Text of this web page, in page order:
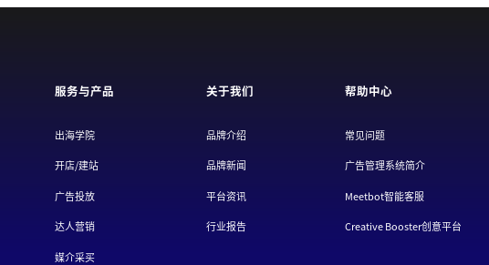
帮助中心
常见问题
广告管理系统简介
Meetbot智能客服
Creative Booster创意平台
关于我们
品牌介绍
品牌新闻
平台资讯
行业报告
服务与产品
出海学院
开店/建站
广告投放
达人营销
媒介采买